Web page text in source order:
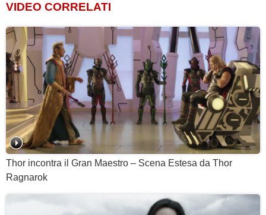
VIDEO CORRELATI
Thor incontra il Gran Maestro – Scena Estesa da Thor
Ragnarok